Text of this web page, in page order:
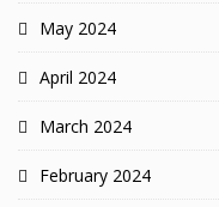
May 2024
April 2024
March 2024
February 2024